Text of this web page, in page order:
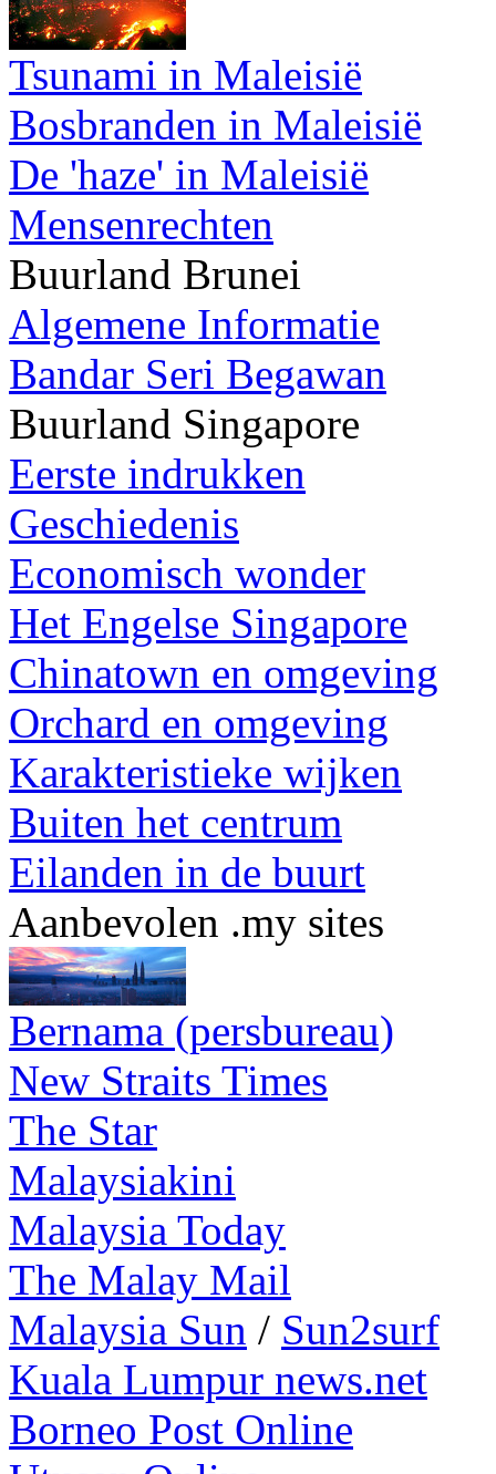
Tsunami in Maleisië
Bosbranden in Maleisië
De 'haze' in Maleisië
Mensenrechten
Buurland Brunei
Algemene Informatie
Bandar Seri Begawan
Buurland Singapore
Eerste indrukken
Geschiedenis
Economisch wonder
Het Engelse Singapore
Chinatown en omgeving
Orchard en omgeving
Karakteristieke wijken
Buiten het centrum
Eilanden in de buurt
Aanbevolen .my sites
Bernama (persbureau)
New Straits Times
The Star
Malaysiakini
Malaysia Today
The Malay Mail
Malaysia Sun / Sun2surf
Kuala Lumpur news.net
Borneo Post Online